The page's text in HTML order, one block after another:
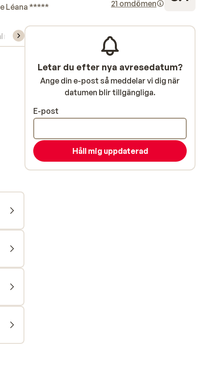
Léana ***** 21 omdömen
Skidskola
Letar du efter nya avresedatum?
Ange din e-post så meddelar vi dig när
datumen blir tillgängliga.
E-post
Håll mig uppdaterad